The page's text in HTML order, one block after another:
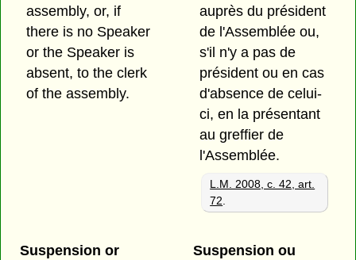
assembly, or, if
there is no Speaker
or the Speaker is
absent, to the clerk
of the assembly.
auprès du président
de l'Assemblée ou,
s'il n'y a pas de
président ou en cas
d'absence de celui-
ci, en la présentant
au greffier de
l'Assemblée.
L.M. 2008, c. 42, art.
72.
Suspension or
Suspension ou